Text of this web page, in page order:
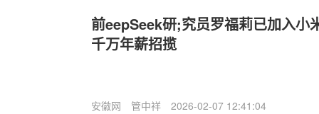
前eepSeek研;究员罗福莉已加入小
千万年薪招揽
安徽网 管中祥 2026-02-07 12:41:04